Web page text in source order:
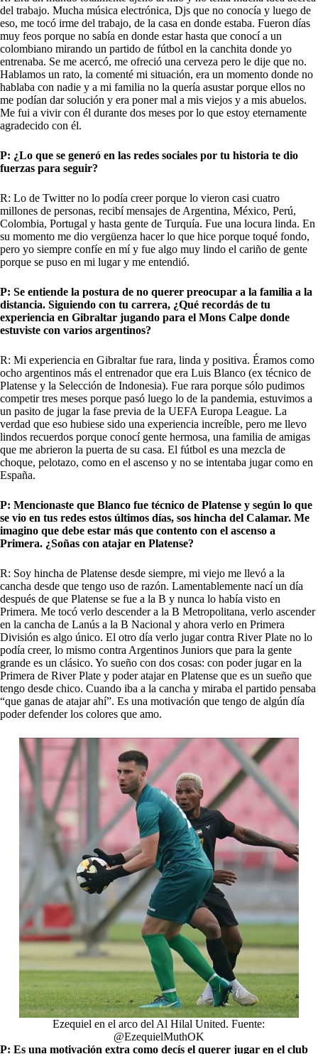
del trabajo. Mucha música electrónica, Djs que no conocía y luego de
eso, me tocó irme del trabajo, de la casa en donde estaba. Fueron días
muy feos porque no sabía en donde estar hasta que conocí a un
colombiano mirando un partido de fútbol en la canchita donde yo
entrenaba. Se me acercó, me ofreció una cerveza pero le dije que no.
Hablamos un rato, la comenté mi situación, era un momento donde no
hablaba con nadie y a mi familia no la quería asustar porque ellos no
me podían dar solución y era poner mal a mis viejos y a mis abuelos.
Me fui a vivir con él durante dos meses por lo que estoy eternamente
agradecido con él.
P: ¿Lo que se generó en las redes sociales por tu historia te dio
fuerzas para seguir?
R: Lo de Twitter no lo podía creer porque lo vieron casi cuatro
millones de personas, recibí mensajes de Argentina, México, Perú,
Colombia, Portugal y hasta gente de Turquía. Fue una locura linda. En
su momento me dio vergüenza hacer lo que hice porque toqué fondo,
pero yo siempre confíe en mí y fue algo muy lindo el cariño de gente
porque se puso en mi lugar y me entendió.
P: Se entiende la postura de no querer preocupar a la familia a la
distancia. Siguiendo con tu carrera, ¿Qué recordás de tu
experiencia en Gibraltar jugando para el Mons Calpe donde
estuviste con varios argentinos?
R: Mi experiencia en Gibraltar fue rara, linda y positiva. Éramos como
ocho argentinos más el entrenador que era Luis Blanco (ex técnico de
Platense y la Selección de Indonesia). Fue rara porque sólo pudimos
competir tres meses porque pasó luego lo de la pandemia, estuvimos a
un pasito de jugar la fase previa de la UEFA Europa League. La
verdad que eso hubiese sido una experiencia increíble, pero me llevo
lindos recuerdos porque conocí gente hermosa, una familia de amigas
que me abrieron la puerta de su casa. El fútbol es una mezcla de
choque, pelotazo, como en el ascenso y no se intentaba jugar como en
España.
P: Mencionaste que Blanco fue técnico de Platense y según lo que
se vio en tus redes estos últimos días, sos hincha del Calamar. Me
imagino que debe estar más que contento con el ascenso a
Primera. ¿Soñas con atajar en Platense?
R: Soy hincha de Platense desde siempre, mi viejo me llevó a la
cancha desde que tengo uso de razón. Lamentablemente nací un día
después de que Platense se fue a la B y nunca lo había visto en
Primera. Me tocó verlo descender a la B Metropolitana, verlo ascender
en la cancha de Lanús a la B Nacional y ahora verlo en Primera
División es algo único. El otro día verlo jugar contra River Plate no lo
podía creer, lo mismo contra Argentinos Juniors que para la gente
grande es un clásico. Yo sueño con dos cosas: con poder jugar en la
Primera de River Plate y poder atajar en Platense que es un sueño que
tengo desde chico. Cuando iba a la cancha y miraba el partido pensaba
“que ganas de atajar ahí”. Es una motivación que tengo de algún día
poder defender los colores que amo.
Ezequiel en el arco del Al Hilal United. Fuente:
@EzequielMuthOK
P: Es una motivación extra como decís el querer jugar en el club